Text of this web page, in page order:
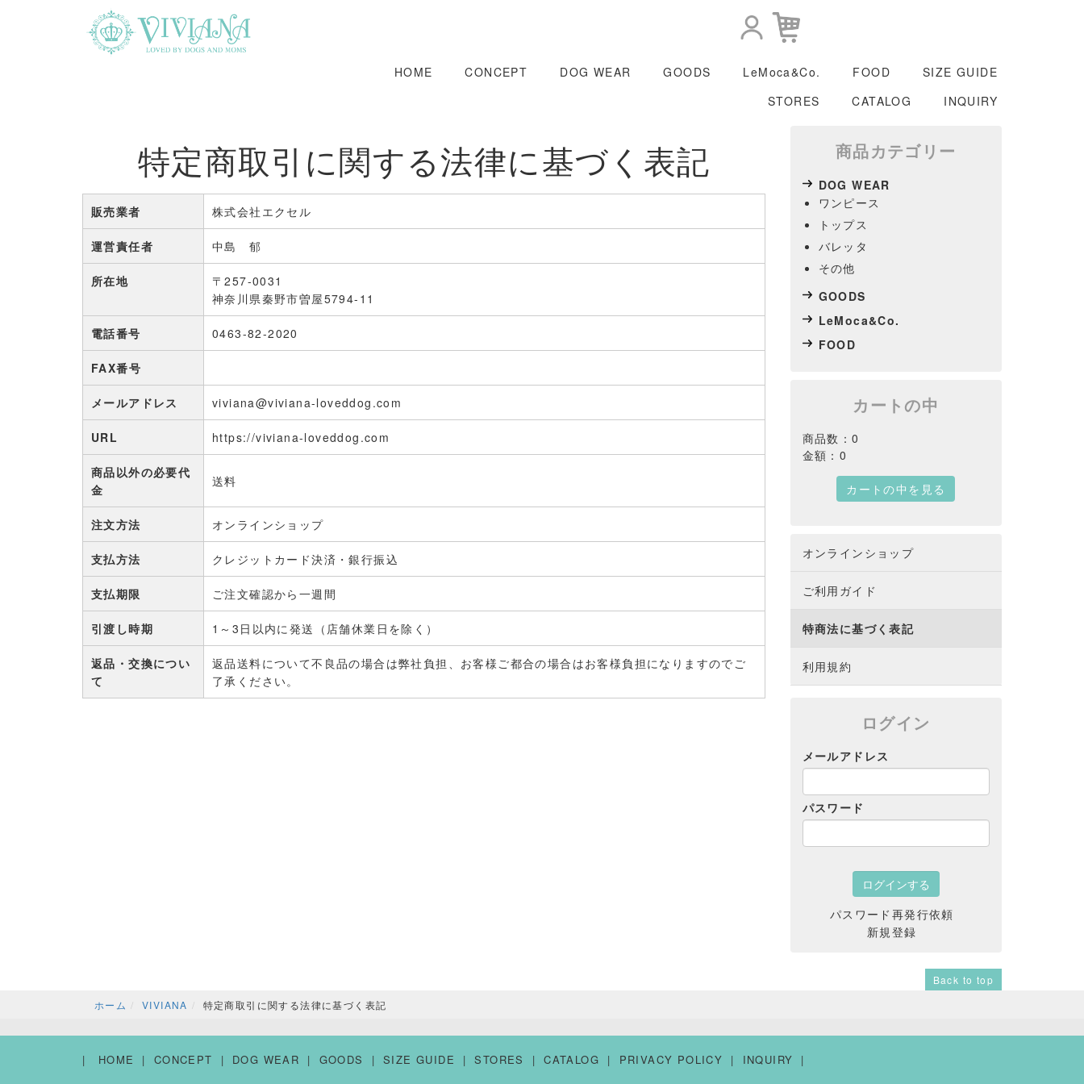
HOME CONCEPT DOG WEAR GOODS LeMoca&Co. FOOD
SIZE GUIDE
STORES
CATALOG INQUIRY
特定商取引に関する法律に基づく表記
販売業者 株式会社エクセル
運営責任者 中島 郁
所在地
〒257-0031
神奈川県秦野市曽屋5794-11
電話番号 0463-82-2020
FAX番号
メールアドレス viviana@viviana-loveddog.com
URL https://viviana-loveddog.com
商品以外の必要代
金
送料
注文方法 オンラインショップ
支払方法 クレジットカード決済・銀行振込
支払期限 ご注文確認から一週間
引渡し時期 1～3日以内に発送（店舗休業日を除く）
返品・交換につい
て
返品送料について不良品の場合は弊社負担、お客様ご都合の場合はお客様負担になりますのでご
了承ください。
商品カテゴリー
DOG WEAR
ワンピース
トップス
バレッタ
その他
GOODS
LeMoca&Co.
FOOD
カートの中
商品数：0
金額：0
カートの中を見る
オンラインショップ
ご利用ガイド
特商法に基づく表記
利用規約
ログイン
メールアドレス
パスワード
パスワード再発行依頼
新規登録
Back to top
ホーム
VIVIANA 特定商取引に関する法律に基づく表記
HOME CONCEPT DOG WEAR GOODS SIZE GUIDE STORES CATALOG PRIVACY POLICY INQUIRY